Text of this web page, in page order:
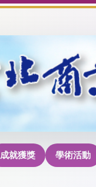
成就獲獎 學術活動